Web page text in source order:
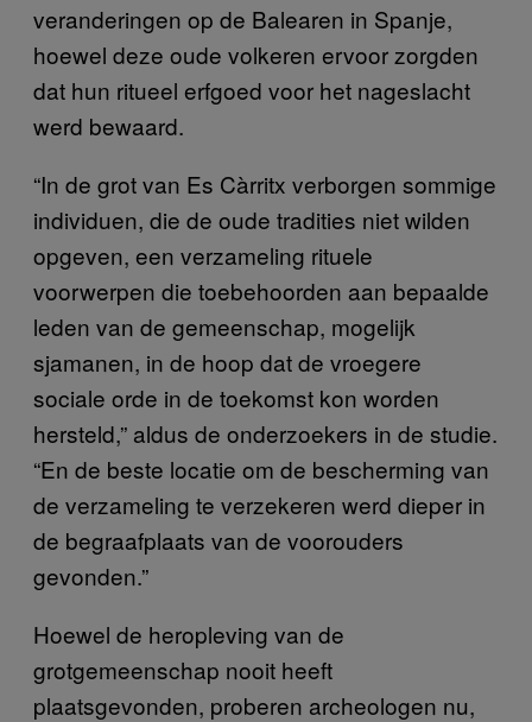
veranderingen op de Balearen in Spanje,
hoewel deze oude volkeren ervoor zorgden
dat hun ritueel erfgoed voor het nageslacht
werd bewaard.
“In de grot van Es Càrritx verborgen sommige
individuen, die de oude tradities niet wilden
opgeven, een verzameling rituele
voorwerpen die toebehoorden aan bepaalde
leden van de gemeenschap, mogelijk
sjamanen, in de hoop dat de vroegere
sociale orde in de toekomst kon worden
hersteld,” aldus de onderzoekers in de studie.
“En de beste locatie om de bescherming van
de verzameling te verzekeren werd dieper in
de begraafplaats van de voorouders
gevonden.”
Hoewel de heropleving van de
grotgemeenschap nooit heeft
plaatsgevonden, proberen archeologen nu,